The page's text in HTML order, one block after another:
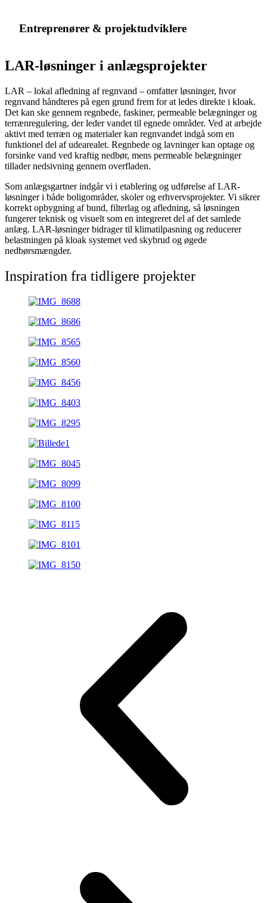
Entreprenører & projektudviklere
LAR-løsninger i anlægsprojekter
LAR – lokal afledning af regnvand – omfatter løsninger, hvor
regnvand håndteres på egen grund frem for at ledes direkte i kloak.
Det kan ske gennem regnbede, faskiner, permeable belægninger og
terrænregulering, der leder vandet til egnede områder. Ved at arbejde
aktivt med terræn og materialer kan regnvandet indgå som en
funktionel del af udearealet. Regnbede og lavninger kan optage og
forsinke vand ved kraftig nedbør, mens permeable belægninger
tillader nedsivning gennem overfladen.
Som anlægsgartner indgår vi i etablering og udførelse af LAR-
løsninger i både boligområder, skoler og erhvervsprojekter. Vi sikrer
korrekt opbygning af bund, filterlag og afledning, så løsningen
fungerer teknisk og visuelt som en integreret del af det samlede
anlæg. LAR-løsninger bidrager til klimatilpasning og reducerer
belastningen på kloak systemet ved skybrud og øgede
nedbørsmængder.
Inspiration fra tidligere projekter